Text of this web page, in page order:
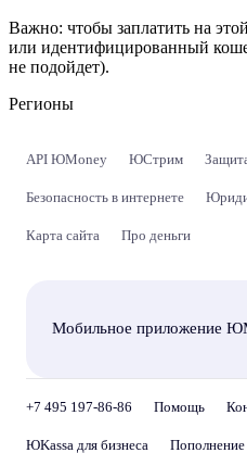
Важно: чтобы заплатить на
или идентифицированный
не подойдет).
Регионы
API ЮMoney ЮСтрим
Безопасность в интернете
Карта сайта Про деньги
Мобильное приложение
+7 495 197-86-86 Помощь
ЮKassa для бизнеса Пополнение